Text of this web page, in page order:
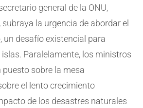
general de la ONU,
la urgencia de abordar el
desafío existencial para
Paralelamente, los ministros
puesto sobre la mesa
el lento crecimiento
de los desastres naturales